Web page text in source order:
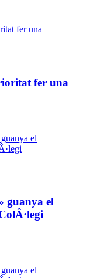
fer una
guanya el